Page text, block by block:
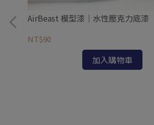
AirBeast 模型漆｜水性壓克力底漆
NT$90
加入購物車